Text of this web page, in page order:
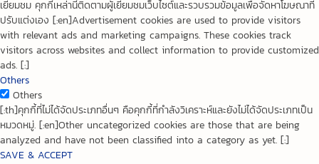
เยี่ยมชม คุกกี้เหล่านี้ติดตามผู้เยี่ยมชมเว็บไซต์และรวบรวมข้อมูลเพื่อจัดหาโฆษณาที่
ปรับแต่งเอง [:en]Advertisement cookies are used to provide visitors
with relevant ads and marketing campaigns. These cookies track
visitors across websites and collect information to provide customized
ads. [:]
Others
Others
[:th]คุกกี้ที่ไม่ได้จัดประเภทอื่นๆ คือคุกกี้ที่กำลังวิเคราะห์และยังไม่ได้จัดประเภทเป็น
หมวดหมู่. [:en]Other uncategorized cookies are those that are being
analyzed and have not been classified into a category as yet. [:]
SAVE & ACCEPT